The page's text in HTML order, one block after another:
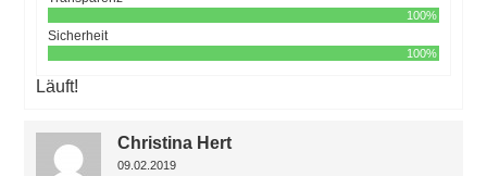
100%
Sicherheit
100%
Läuft!
Christina Hert
09.02.2019